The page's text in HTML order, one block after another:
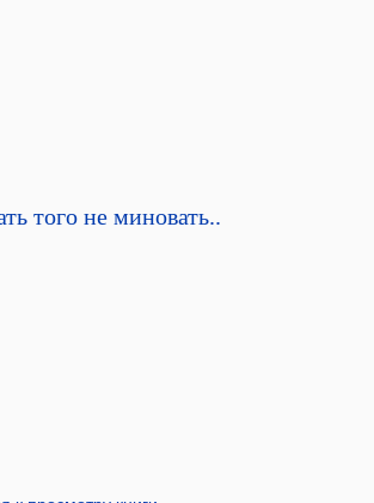
того не миновать..